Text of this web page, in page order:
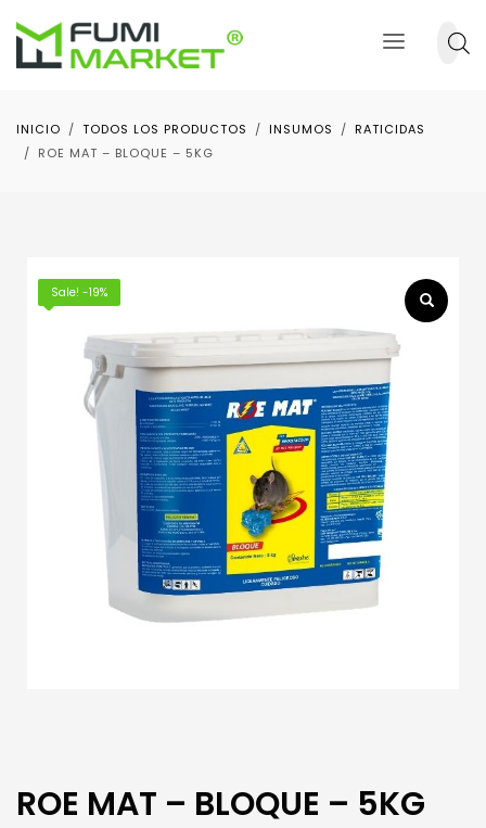
INICIO TODOS LOS PRODUCTOS INSUMOS
RATICIDAS
ROE MAT – BLOQUE – 5KG
Sale! -19%
ROE MAT – BLOQUE – 5KG